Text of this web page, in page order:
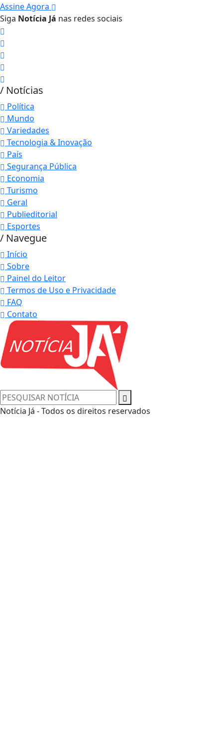
Assine Agora
Siga Notícia Já nas redes sociais
/ Notícias
Política
Mundo
Variedades
Tecnologia & Inovação
País
Segurança Pública
Economia
Turismo
Geral
Publieditorial
Esportes
/ Navegue
Início
Sobre
Painel do Leitor
Termos de Uso e Privacidade
FAQ
Contato
Notícia Já - Todos os direitos reservados